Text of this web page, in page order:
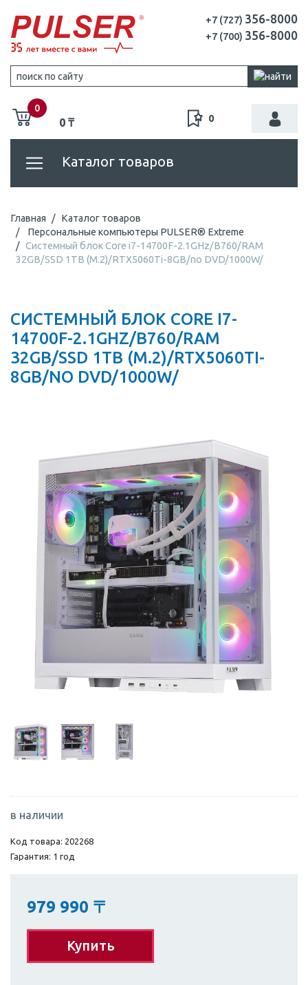
+7 (727) 356-8000
+7 (700) 356-8000
0
0 ₸ 0
Каталог товаров
Главная
Каталог товаров
Персональные компьютеры PULSER® Extreme
Системный блок Core i7-14700F-2.1GHz/B760/RAM
32GB/SSD 1TB (M.2)/RTX5060Ti-8GB/no DVD/1000W/
СИСТЕМНЫЙ БЛОК CORE I7-
14700F-2.1GHZ/B760/RAM
32GB/SSD 1TB (M.2)/RTX5060TI-
8GB/NO DVD/1000W/
в наличии
Код товара: 202268
Гарантия: 1 год
979 990 〒
Купить